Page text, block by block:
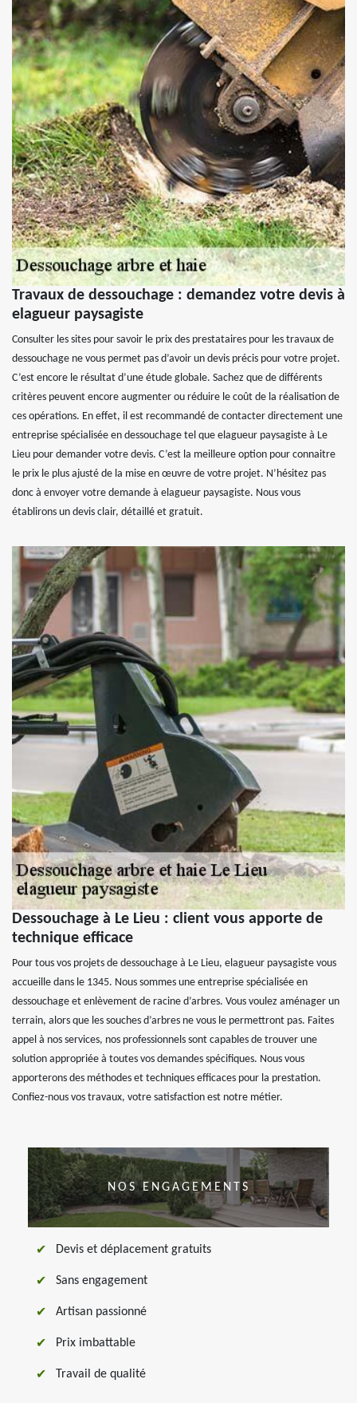
Travaux de dessouchage : demandez votre devis à
elagueur paysagiste
Consulter les sites pour savoir le prix des prestataires pour les travaux de
dessouchage ne vous permet pas d’avoir un devis précis pour votre projet.
C’est encore le résultat d’une étude globale. Sachez que de différents
critères peuvent encore augmenter ou réduire le coût de la réalisation de
ces opérations. En effet, il est recommandé de contacter directement une
entreprise spécialisée en dessouchage tel que elagueur paysagiste à Le
Lieu pour demander votre devis. C’est la meilleure option pour connaitre
le prix le plus ajusté de la mise en œuvre de votre projet. N’hésitez pas
donc à envoyer votre demande à elagueur paysagiste. Nous vous
établirons un devis clair, détaillé et gratuit.
Dessouchage à Le Lieu : client vous apporte de
technique efficace
Pour tous vos projets de dessouchage à Le Lieu, elagueur paysagiste vous
accueille dans le 1345. Nous sommes une entreprise spécialisée en
dessouchage et enlèvement de racine d’arbres. Vous voulez aménager un
terrain, alors que les souches d’arbres ne vous le permettront pas. Faites
appel à nos services, nos professionnels sont capables de trouver une
solution appropriée à toutes vos demandes spécifiques. Nous vous
apporterons des méthodes et techniques efficaces pour la prestation.
Confiez-nous vos travaux, votre satisfaction est notre métier.
NOS ENGAGEMENTS
Devis et déplacement gratuits
Sans engagement
Artisan passionné
Prix imbattable
Travail de qualité